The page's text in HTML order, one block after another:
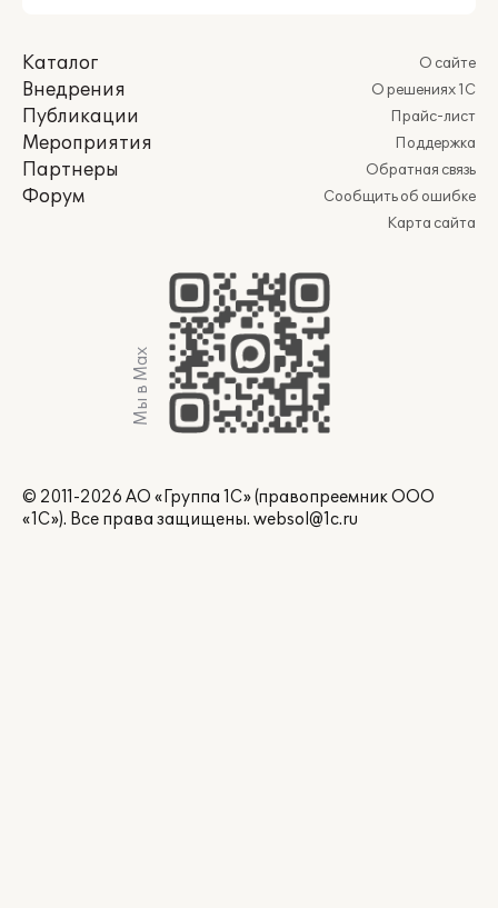
Каталог
Внедрения
Публикации
Мероприятия
Партнеры
Форум
О сайте
О решениях 1С
Прайс-лист
Поддержка
Обратная связь
Сообщить об ошибке
Карта сайта
Мы в Max
© 2011-2026 АО «Группа 1С» (правопреемник ООО
«1С»). Все права защищены. websol@1c.ru